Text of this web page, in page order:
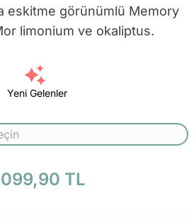
eskitme görünümlü Memory
limonium ve okaliptus.
Yeni Gelenler
TL